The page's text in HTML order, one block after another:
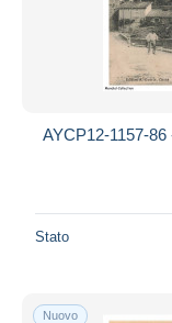
AYCP12-1157-
Stato
Nuovo